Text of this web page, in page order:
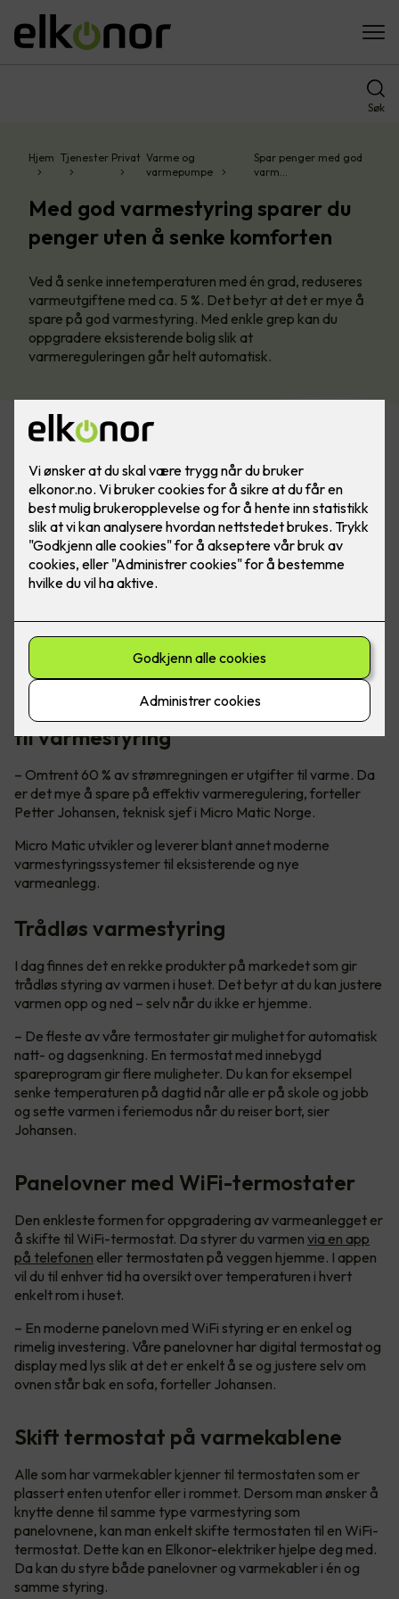
Søk
Hjem Tjenester Privat Varme og
varmepumpe
Spar penger med god
varm…
Med god varmestyring sparer du
penger uten å senke komforten
Ved å senke innetemperaturen med én grad, reduseres
varmeutgiftene med ca. 5 %. Det betyr at det er mye å
spare på god varmestyring. Med enkle grep kan du
oppgradere eksisterende bolig slik at
varmereguleringen går helt automatisk.
Ha full kontroll på alle smarthusløsninger ved å bruke
appstyring eller smartpanel - da er det lettere å ha
kontroll på energiforbruket.
Teknisk sjef Petter Johansen gir tips
til varmestyring
– Omtrent 60 % av strømregningen er utgifter til varme. Da
er det mye å spare på effektiv varmeregulering, forteller
Petter Johansen, teknisk sjef i Micro Matic Norge.
Micro Matic utvikler og leverer blant annet moderne
varmestyringssystemer til eksisterende og nye
varmeanlegg.
Trådløs varmestyring
I dag finnes det en rekke produkter på markedet som gir
trådløs styring av varmen i huset. Det betyr at du kan justere
varmen opp og ned – selv når du ikke er hjemme.
– De fleste av våre termostater gir mulighet for automatisk
natt- og dagsenkning. En termostat med innebygd
spareprogram gir flere muligheter. Du kan for eksempel
senke temperaturen på dagtid når alle er på skole og jobb
og sette varmen i feriemodus når du reiser bort, sier
Johansen.
Panelovner med WiFi-termostater
Den enkleste formen for oppgradering av varmeanlegget er
å skifte til WiFi-termostat. Da styrer du varmen via en app
på telefonen eller termostaten på veggen hjemme. I appen
vil du til enhver tid ha oversikt over temperaturen i hvert
enkelt rom i huset.
– En moderne panelovn med WiFi styring er en enkel og
rimelig investering. Våre panelovner har digital termostat og
display med lys slik at det er enkelt å se og justere selv om
ovnen står bak en sofa, forteller Johansen.
Skift termostat på varmekablene
Alle som har varmekabler kjenner til termostaten som er
plassert enten utenfor eller i rommet. Dersom man ønsker å
knytte denne til samme type varmestyring som
panelovnene, kan man enkelt skifte termostaten til en WiFi-
termostat. Dette kan en Elkonor-elektriker hjelpe deg med.
Da kan du styre både panelovner og varmekabler i én og
samme styring.